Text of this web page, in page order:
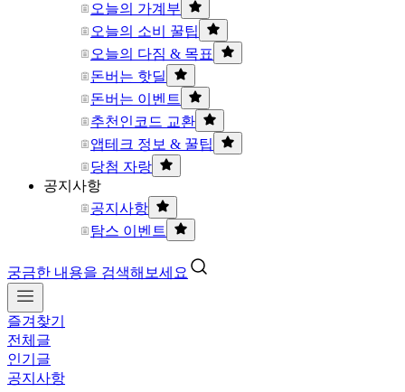
오늘의 가계부
오늘의 소비 꿀팁
오늘의 다짐 & 목표
돈버는 핫딜
돈버는 이벤트
추천인코드 교환
앱테크 정보 & 꿀팁
당첨 자랑
공지사항
공지사항
탐스 이벤트
궁금한 내용을 검색해보세요
즐겨찾기
전체글
인기글
공지사항